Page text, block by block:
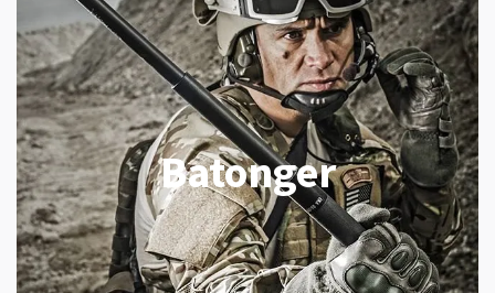
Batonger